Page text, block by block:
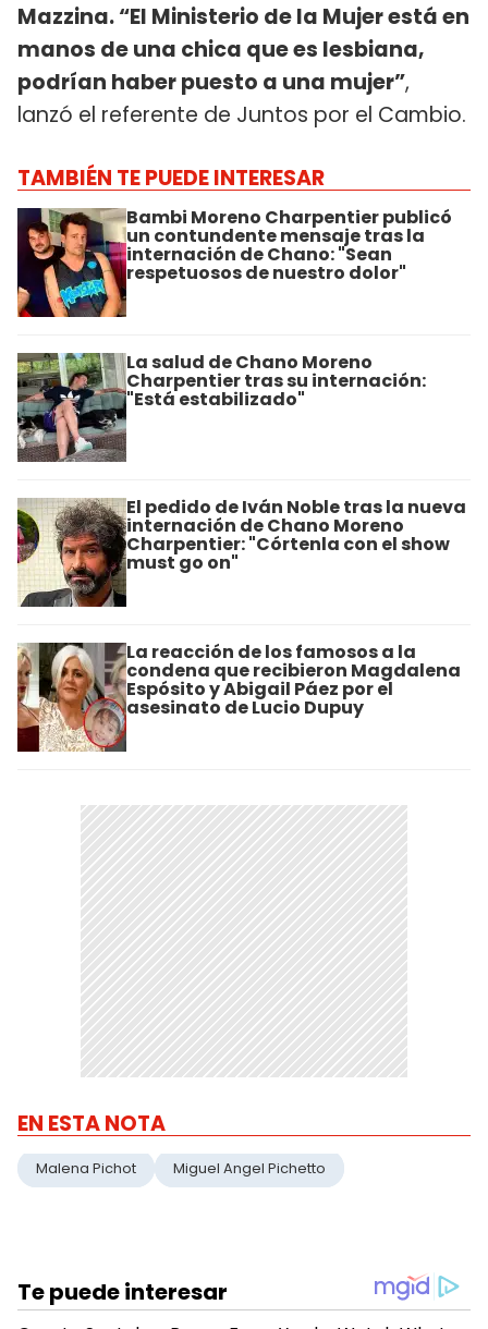
Mazzina. “El Ministerio de la Mujer está en
manos de una chica que es lesbiana,
podrían haber puesto a una mujer”,
lanzó el referente de Juntos por el Cambio.
TAMBIÉN TE PUEDE INTERESAR
Bambi Moreno Charpentier publicó
un contundente mensaje tras la
internación de Chano: "Sean
respetuosos de nuestro dolor"
La salud de Chano Moreno
Charpentier tras su internación:
"Está estabilizado"
El pedido de Iván Noble tras la nueva
internación de Chano Moreno
Charpentier: "Córtenla con el show
must go on"
La reacción de los famosos a la
condena que recibieron Magdalena
Espósito y Abigail Páez por el
asesinato de Lucio Dupuy
EN ESTA NOTA
Malena Pichot Miguel Angel Pichetto